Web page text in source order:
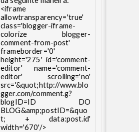
<iframe
allowtransparency='true'
class='blogger-iframe-
colorize blogger-
comment-from-post'
frameborder='0'
height='275' id='comment-
editor' name='comment-
editor' scrolling='no'
src='&quot;http://www.blo
gger.com/comment.g?
blogID=ID DO
BLOG&amp;postID=&quo
t; + data:post.id'
width='670'/>